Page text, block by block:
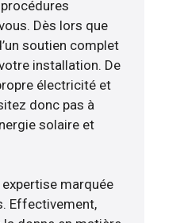
Dès lors que
soutien complet
installation. De
électricité et
donc pas à
solaire et
expertise marquée
Effectivement,